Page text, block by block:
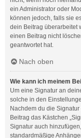
ein Administrator oder
können jedoch, falls sie
dein Beitrag überarbeitet
einen Beitrag nicht
geantwortet hat.
Nach oben
Wie kann ich meinem
Um eine Signatur an
solche in den
Nachdem du die
Beitrag das Kästchen
Signatur auch
standardmäßige